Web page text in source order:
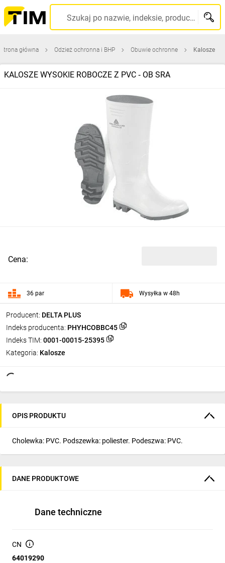
Szukaj po nazwie, indeksie, producencie, kodzie kreskowym...
Strona główna Odzież ochronna i BHP Obuwie ochronne Kalosze
KALOSZE WYSOKIE ROBOCZE Z PVC ‑ OB SRA
Producent: DELTA PLUS
Indeks producenta: PHYHCOBBC45
Indeks TIM: 0001-00015-25395
Kategoria: Kalosze
Cena:
36 par Wysyłka w 48h
OPIS PRODUKTU
Cholewka: PVC. Podszewka: poliester. Podeszwa: PVC.
DANE PRODUKTOWE
Dane techniczne
CN
64019290